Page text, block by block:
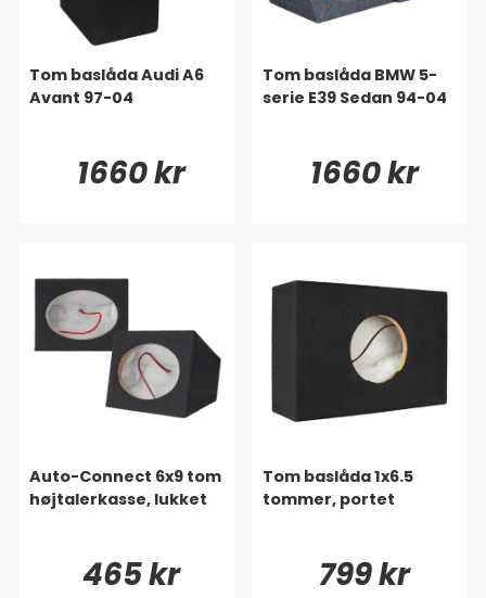
Tom baslåda Audi A6
Avant 97-04
1660 kr
Tom baslåda BMW 5-
serie E39 Sedan 94-04
1660 kr
Auto-Connect 6x9 tom
højtalerkasse, lukket
465 kr
Tom baslåda 1x6.5
tommer, portet
799 kr